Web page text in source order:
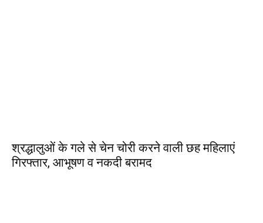
श्रद्धालुओं के गले से चेन चोरी करने वाली छह महिलाएं
गिरफ्तार, आभूषण व नकदी बरामद